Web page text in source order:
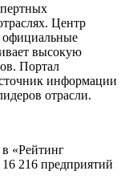
Центр
официальные
высокую
Портал
информации
отрасли.
216 предприятий